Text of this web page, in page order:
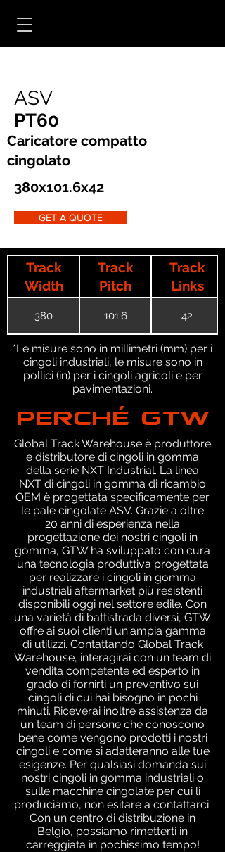
ASV
PT60
Caricatore compatto
cingolato
380x101.6x42
GET A QUOTE
Track
Width
Track
Pitch
Track
Links
380 101.6 42
*Le misure sono in millimetri (mm) per i
cingoli industriali, le misure sono in
pollici (in) per i cingoli agricoli e per
pavimentazioni.
PERCHÉ GTW
Global Track Warehouse è produttore
e distributore di cingoli in gomma
della serie NXT Industrial. La linea
NXT di cingoli in gomma di ricambio
OEM è progettata specificamente per
le pale cingolate ASV. Grazie a oltre
20 anni di esperienza nella
progettazione dei nostri cingoli in
gomma, GTW ha sviluppato con cura
una tecnologia produttiva progettata
per realizzare i cingoli in gomma
industriali aftermarket più resistenti
disponibili oggi nel settore edile. Con
una varietà di battistrada diversi, GTW
offre ai suoi clienti un'ampia gamma
di utilizzi. Contattando Global Track
Warehouse, interagirai con un team di
vendita competente ed esperto in
grado di fornirti un preventivo sui
cingoli di cui hai bisogno in pochi
minuti. Riceverai inoltre assistenza da
un team di persone che conoscono
bene come vengono prodotti i nostri
cingoli e come si adatteranno alle tue
esigenze. Per qualsiasi domanda sui
nostri cingoli in gomma industriali o
sulle macchine cingolate per cui li
produciamo, non esitare a contattarci.
Con un centro di distribuzione in
Belgio, possiamo rimetterti in
carreggiata in pochissimo tempo!